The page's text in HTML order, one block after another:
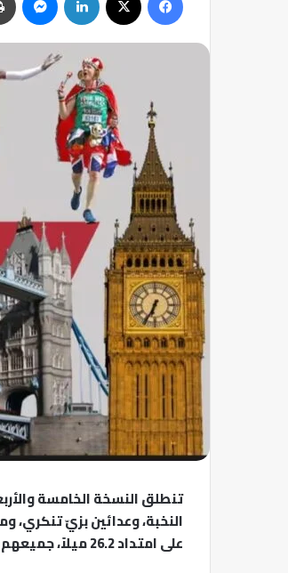
تنطلق النسخة الخامسة
النخبة، وعدائين بزيّ
على امتداد 26.2 ميلاً، جميعهم يشجعون أكبر عدد من المشاركين – 56 ألف روح – في هذا الحدث الشهير.